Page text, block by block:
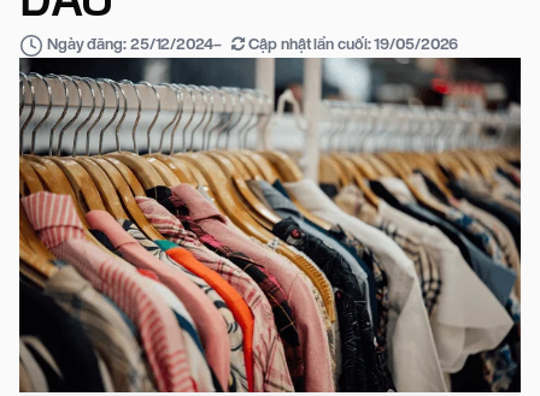
Ngày đăng: 25/12/2024– Cập nhật lần cuối:19/05/2026